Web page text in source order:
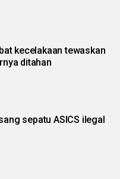
kecelakaan tewaskan
ditahan
sepatu ASICS ilegal